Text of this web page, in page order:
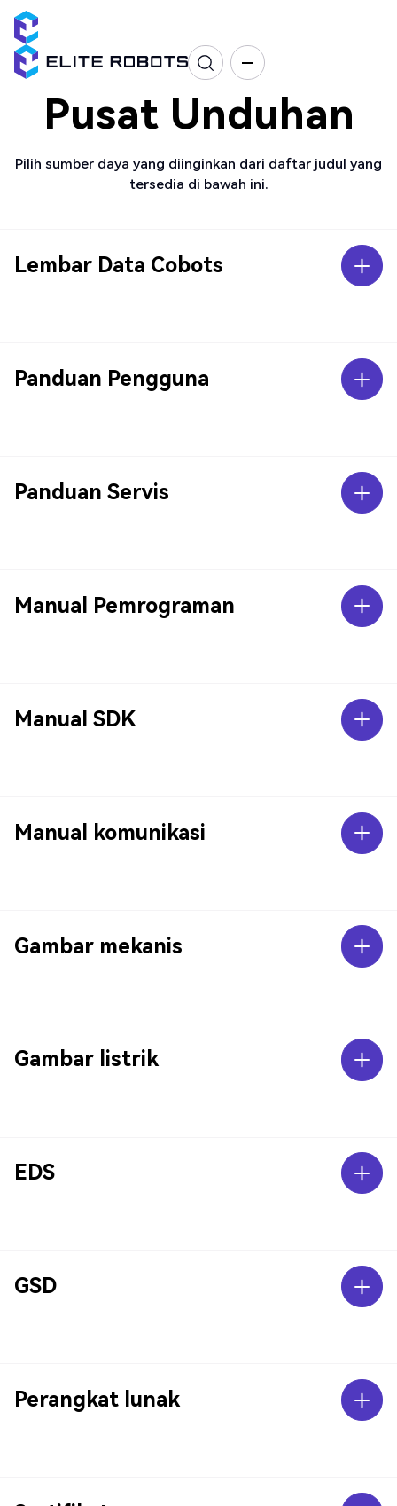
Pusat Unduhan
Pilih sumber daya yang diinginkan dari daftar judul yang
tersedia di bawah ini.
Lembar Data Cobots
Panduan Pengguna
Panduan Servis
Manual Pemrograman
Manual SDK
Manual komunikasi
Gambar mekanis
Gambar listrik
EDS
GSD
Perangkat lunak